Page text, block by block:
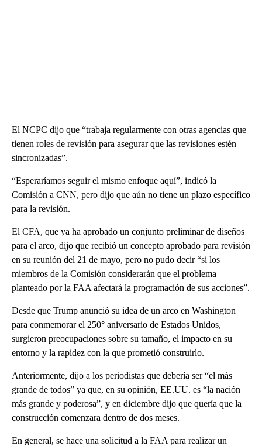
El NCPC dijo que “trabaja regularmente con otras agencias que
tienen roles de revisión para asegurar que las revisiones estén
sincronizadas”.
“Esperaríamos seguir el mismo enfoque aquí”, indicó la
Comisión a CNN, pero dijo que aún no tiene un plazo específico
para la revisión.
El CFA, que ya ha aprobado un conjunto preliminar de diseños
para el arco, dijo que recibió un concepto aprobado para revisión
en su reunión del 21 de mayo, pero no pudo decir “si los
miembros de la Comisión considerarán que el problema
planteado por la FAA afectará la programación de sus acciones”.
Desde que Trump anunció su idea de un arco en Washington
para conmemorar el 250° aniversario de Estados Unidos,
surgieron preocupaciones sobre su tamaño, el impacto en su
entorno y la rapidez con la que prometió construirlo.
Anteriormente, dijo a los periodistas que debería ser “el más
grande de todos” ya que, en su opinión, EE.UU. es “la nación
más grande y poderosa”, y en diciembre dijo que quería que la
construcción comenzara dentro de dos meses.
En general, se hace una solicitud a la FAA para realizar un